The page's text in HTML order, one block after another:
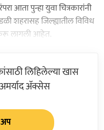
आता पुन्हा युवा चित्रकारांनी
शहरासह जिल्ह्यातील विविध
करू लागली आहेत.
लिहिलेल्या खास
ॲक्सेस